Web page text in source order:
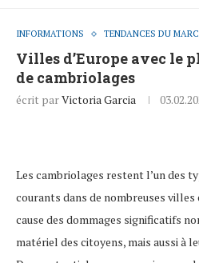
INFORMATIONS TENDANCES DU
Villes d’Europe avec le
de cambriolages
écrit parVictoria Garcia
Les cambriolages restent l’un des
courants dans de nombreuses villes
cause des dommages significatifs
matériel des citoyens, mais aussi à